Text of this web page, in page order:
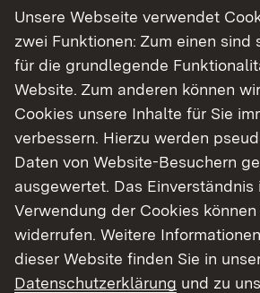
wichtigsten Zuflüssen
30Teilbearbeitungsgebiete
wiederum insgesamt 175
(WK) als kleinste zu
abgegrenzt sind. Innerhalb
Flusswasserkörper werden alle
einem Einzugsgebiet von mehr
Einzugsgebiet betrachtet – sie
sogenannte „Teilnetz
Neben den Fließgewässern
auchSeewasserkörper,d. h.
sowie Baggerseen und
Unsere Webseite verwendet
zwei Funktionen: Zum einen sind
für die grundlegende
Website. Zum anderen können
Cookies unsere Inhalte für Sie
verbessern. Hierzu werden
Daten von Website-Besuchern
ausgewertet. Das Einverständnis
Verwendung der Cookies
widerrufen. Weitere
dieser Website finden Sie in
Datenschutzerklärung und zu